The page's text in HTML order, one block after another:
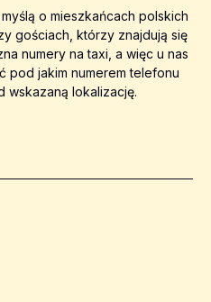
o mieszkańcach polskich
gościach, którzy znajdują się
numery na taxi, a więc u nas
pod jakim numerem telefonu
wskazaną lokalizację.